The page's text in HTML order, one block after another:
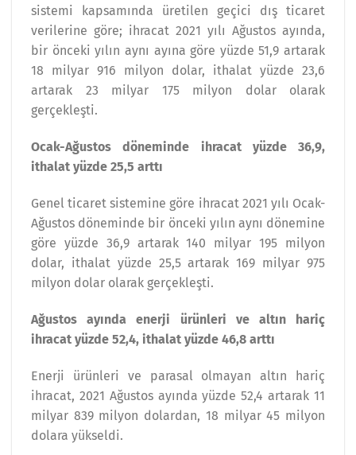
sistemi kapsamında üretilen geçici dış ticaret
verilerine göre; ihracat 2021 yılı Ağustos ayında,
bir önceki yılın aynı ayına göre yüzde 51,9 artarak
18 milyar 916 milyon dolar, ithalat yüzde 23,6
artarak 23 milyar 175 milyon dolar olarak
gerçekleşti.
Ocak-Ağustos döneminde ihracat yüzde 36,9,
ithalat yüzde 25,5 arttı
Genel ticaret sistemine göre ihracat 2021 yılı Ocak-
Ağustos döneminde bir önceki yılın aynı dönemine
göre yüzde 36,9 artarak 140 milyar 195 milyon
dolar, ithalat yüzde 25,5 artarak 169 milyar 975
milyon dolar olarak gerçekleşti.
Ağustos ayında enerji ürünleri ve altın hariç
ihracat yüzde 52,4, ithalat yüzde 46,8 arttı
Enerji ürünleri ve parasal olmayan altın hariç
ihracat, 2021 Ağustos ayında yüzde 52,4 artarak 11
milyar 839 milyon dolardan, 18 milyar 45 milyon
dolara yükseldi.